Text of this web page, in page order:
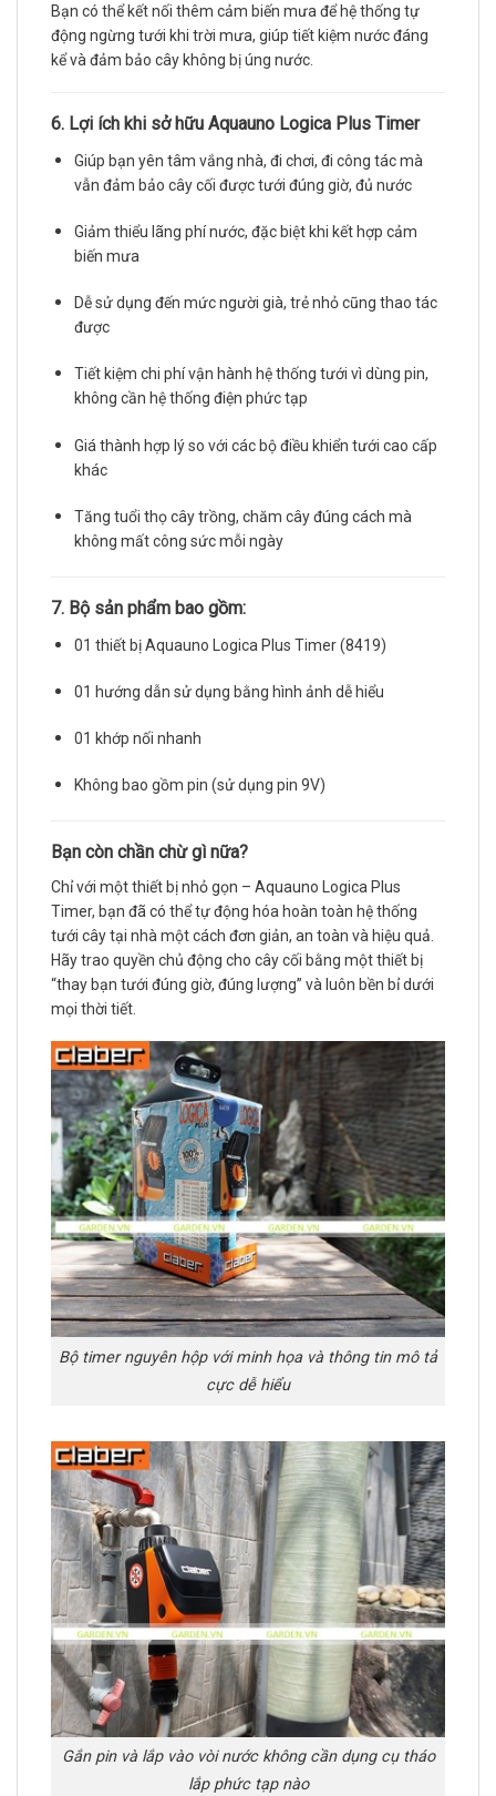
Bạn có thể kết nối thêm cảm biến mưa để hệ thống tự
động ngừng tưới khi trời mưa, giúp tiết kiệm nước đáng
kể và đảm bảo cây không bị úng nước.
6. Lợi ích khi sở hữu Aquauno Logica Plus Timer
Giúp bạn yên tâm vắng nhà, đi chơi, đi công tác mà
vẫn đảm bảo cây cối được tưới đúng giờ, đủ nước
Giảm thiểu lãng phí nước, đặc biệt khi kết hợp cảm
biến mưa
Dễ sử dụng đến mức người già, trẻ nhỏ cũng thao tác
được
Tiết kiệm chi phí vận hành hệ thống tưới vì dùng pin,
không cần hệ thống điện phức tạp
Giá thành hợp lý so với các bộ điều khiển tưới cao cấp
khác
Tăng tuổi thọ cây trồng, chăm cây đúng cách mà
không mất công sức mỗi ngày
7. Bộ sản phẩm bao gồm:
01 thiết bị Aquauno Logica Plus Timer (8419)
01 hướng dẫn sử dụng bằng hình ảnh dễ hiểu
01 khớp nối nhanh
Không bao gồm pin (sử dụng pin 9V)
Bạn còn chần chừ gì nữa?
Chỉ với một thiết bị nhỏ gọn – Aquauno Logica Plus
Timer, bạn đã có thể tự động hóa hoàn toàn hệ thống
tưới cây tại nhà một cách đơn giản, an toàn và hiệu quả.
Hãy trao quyền chủ động cho cây cối bằng một thiết bị
“thay bạn tưới đúng giờ, đúng lượng” và luôn bền bỉ dưới
mọi thời tiết.
Bộ timer nguyên hộp với minh họa và thông tin mô tả
cực dễ hiểu
Gắn pin và lắp vào vòi nước không cần dụng cụ tháo
lắp phức tạp nào